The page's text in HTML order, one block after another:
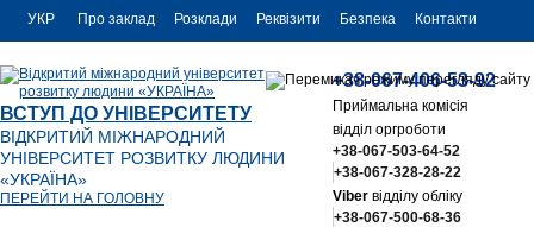
УКР
ENG
Про заклад Розклади Реквізити Безпека Контакти
ВСТУП ДО УНІВЕРСИТЕТУ
ВІДКРИТИЙ МІЖНАРОДНИЙ
УНІВЕРСИТЕТ РОЗВИТКУ ЛЮДИНИ
«УКРАЇНА»
ПЕРЕЙТИ НА ГОЛОВНУ
+38-067-406-53-92
Приймальна комісія
відділ оргроботи
+38-067-503-64-52
+38-067-328-28-22
Viberвідділу обліку
+38-067-500-68-36